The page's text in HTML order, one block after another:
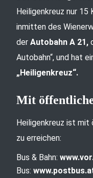
Heiligenkreuz nur
inmitten des
der Autobahn A 21,
Autobahn“, und hat
„Heiligenkreuz“.
Mit
Heiligenkreuz ist
zu erreichen:
Bus & Bahn:
Bus: